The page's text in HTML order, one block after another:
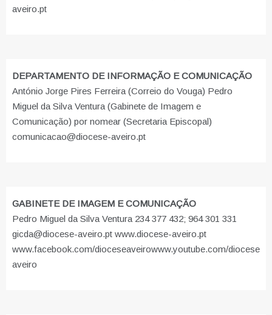
aveiro.pt
DEPARTAMENTO DE INFORMAÇÃO E COMUNICAÇÃO
António Jorge Pires Ferreira (Correio do Vouga) Pedro
Miguel da Silva Ventura (Gabinete de Imagem e
Comunicação) por nomear (Secretaria Episcopal)
comunicacao@diocese-aveiro.pt
GABINETE DE IMAGEM E COMUNICAÇÃO
Pedro Miguel da Silva Ventura 234 377 432; 964 301 331
gicda@diocese-aveiro.pt www.diocese-aveiro.pt
www.facebook.com/dioceseaveirowww.youtube.com/diocese
aveiro